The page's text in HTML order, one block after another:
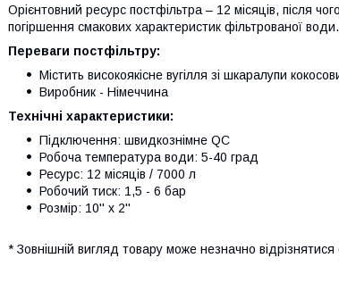
Орієнтовний ресурс постфільтра – 12 місяців, після
погіршення смакових характеристик фільтрованої води.
Переваги постфільтру:
Містить високоякісне вугілля зі шкаралупи
Виробник - Німеччина
Технічні характеристики:
Підключення: швидкознімне QC
Робоча температура води: 5-40 град
Ресурс: 12 місяців / 7000 л
Робочий тиск: 1,5 - 6 бар
Розмір: 10'' x 2''
* Зовнішній вигляд товару може незначно відрізнятися